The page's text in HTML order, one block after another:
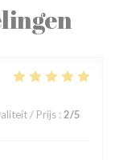
/ Prijs : 2/5